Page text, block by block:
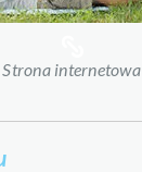
Strona internetowa